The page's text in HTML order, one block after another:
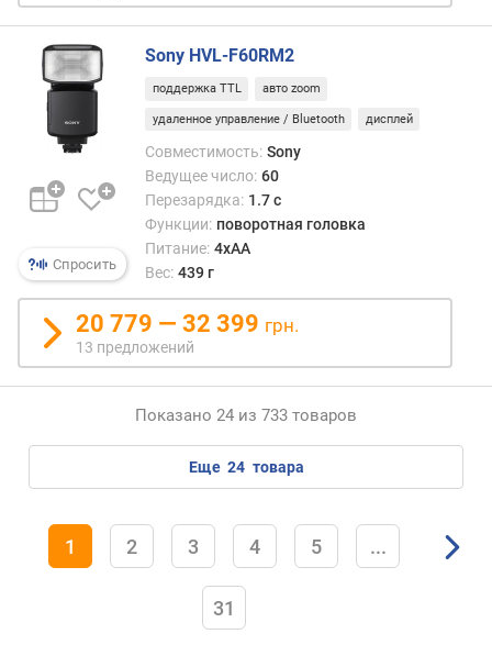
ь
В
т
в
а
г
з
а
и
и
ф
о
Спросить
Sony HVL-F60RM2
поддержка TTL авто zoom
удаленное управление / Bluetooth дисплей
Совместимость: Sony
Ведущее число: 60
Перезарядка: 1.7 с
Функции: поворотная головка
Питание: 4xAA
Вес: 439 г
20 779 — 32 399 грн.
13 предложений
Показано 24 из 733 товаров
еще 24 товара
1 2 3 4 5 ...
31